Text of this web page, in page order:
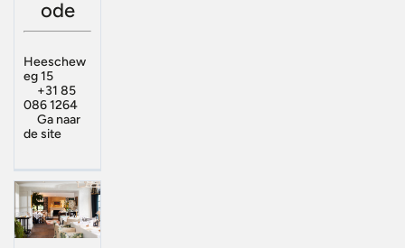
ode
Heeschew
eg 15
+31 85
086 1264
Ga naar
de site